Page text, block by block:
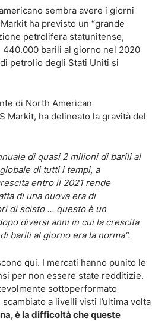
sembra avere i giorni
ha previsto un “grande
petrolifera statunitense,
barili al giorno nel 2020
petrolio degli Stati Uniti si
di North American
Markit, ha delineato la gravità del
di quasi 2 milioni di barili al
di tutti i tempi, a
entro il 2021 rende
di una nuova era di
di scisto ... questo è un
diversi anni in cui la crescita
barili al giorno era la norma”.
qui. I mercati hanno punito le
per non essere state redditizie.
sottoperformato
a livelli visti l’ultima volta
è la difficoltà che queste